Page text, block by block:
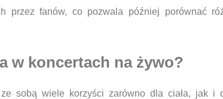
przez fanów, co pozwala później porównać
w koncertach na żywo?
sobą wiele korzyści zarówno dla ciała, jak i